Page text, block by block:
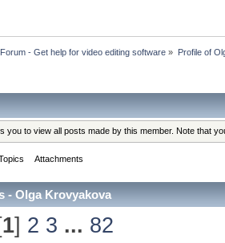
- Get help for video editing software » Profile of
you to view all posts made by this member. Note that
Attachments
- Olga Krovyakova
1] 2 3 ... 82